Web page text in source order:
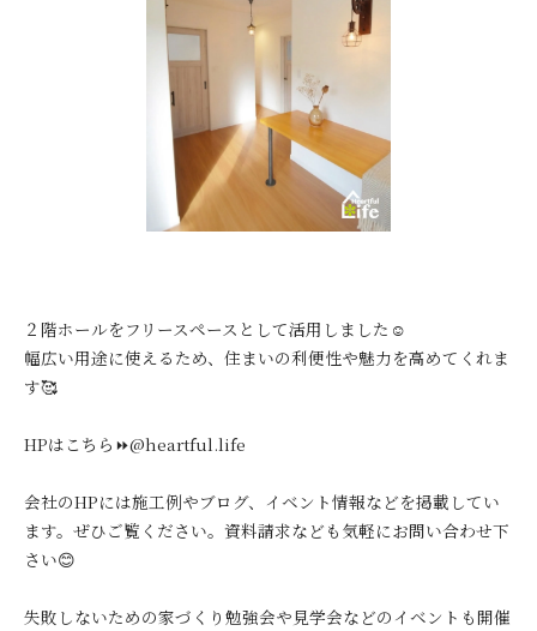
２階ホールをフリースペースとして活用しました☺️
幅広い用途に使えるため、住まいの利便性や魅力を高めてくれま
す🥰
HPはこちら⏩@heartful.life
会社のHPには施工例やブログ、イベント情報などを掲載してい
ます。ぜひご覧ください。資料請求なども気軽にお問い合わせ下
さい😊
失敗しないための家づくり勉強会や見学会などのイベントも開催